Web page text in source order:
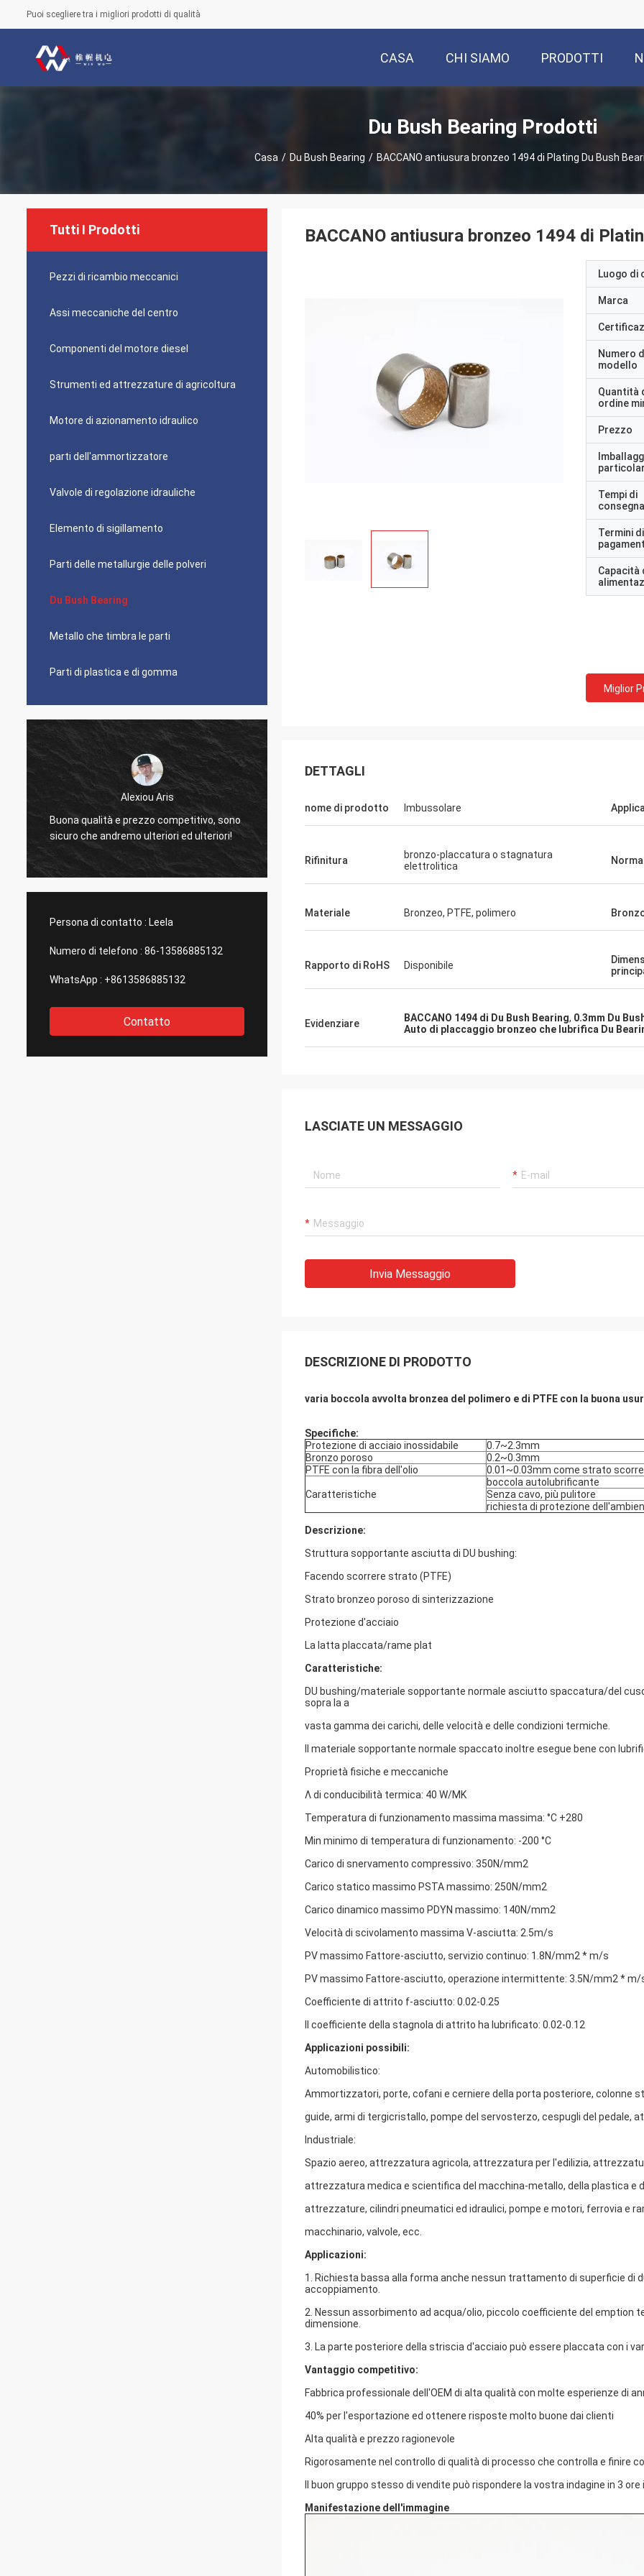
Puoi scegliere tra i migliori prodotti di qualità
CASA CHI SIAMO PRODOTTI
Du Bush Bearing Prodotti
Casa / Du Bush Bearing / BACCANO antiusura bronzeo 1494 di Plating Du Bush
Tutti I Prodotti
Pezzi di ricambio meccanici
Assi meccaniche del centro
Componenti del motore diesel
Strumenti ed attrezzature di agricoltura
Motore di azionamento idraulico
parti dell'ammortizzatore
Valvole di regolazione idrauliche
Elemento di sigillamento
Parti delle metallurgie delle polveri
Du Bush Bearing
Metallo che timbra le parti
Parti di plastica e di gomma
Alexiou Aris
Buona qualità e prezzo competitivo, sono
sicuro che andremo ulteriori ed ulteriori!
Lavori insieme il molto tempo, noi
gradiscono gli amici, la cooperazione
Facciamo l'affare a
tempo e continueremo
Persona di contatto : Leela
Numero di telefono : 86-13586885132
WhatsApp : +8613586885132
Contatto
BACCANO antiusura bronzeo 1494 di
Luogo di
Marca
Numero
modello
Quantità
ordine
Prezzo
Tempi di
consegna
Termini di
Capacità
Miglior
DETTAGLI
nome di prodotto Imbussolare
Rifinitura
bronzo-placcatura o stagnatura
elettrolitica
Norma
Materiale Bronzeo, PTFE, polimero
Rapporto di RoHS Disponibile
Evidenziare BACCANO 1494 di Du Bush Bearing, 0.3mm Du
Auto di placcaggio bronzeo che lubrifica Du
LASCIATE UN MESSAGGIO
Invia Messaggio
DESCRIZIONE DI PRODOTTO
varia boccola avvolta bronzea del polimero e di PTFE con la buona
Specifiche:
Protezione di acciaio inossidabile
0.7~2.3mm
Bronzo poroso
0.2~0.3mm
PTFE con la fibra dell'olio
0.01~0.03mm come strato
Caratteristiche
boccola autolubrificante
Senza cavo, più pulitore
richiesta di protezione
Descrizione:
Struttura sopportante asciutta di DU bushing:
Facendo scorrere strato (PTFE)
Strato bronzeo poroso di sinterizzazione
Protezione d'acciaio
La latta placcata/rame plat
Caratteristiche:
DU bushing/materiale sopportante normale asciutto spaccatura/del
sopra la a
vasta gamma dei carichi, delle velocità e delle condizioni termiche.
Il materiale sopportante normale spaccato inoltre esegue bene con
Proprietà fisiche e meccaniche
Λ di conducibilità termica: 40 W/MK
Temperatura di funzionamento massima massima: °C +280
Min minimo di temperatura di funzionamento: -200 °C
Carico di snervamento compressivo: 350N/mm2
Carico statico massimo PSTA massimo: 250N/mm2
Carico dinamico massimo PDYN massimo: 140N/mm2
Velocità di scivolamento massima V-asciutta: 2.5m/s
PV massimo Fattore-asciutto, servizio continuo: 1.8N/mm2 * m/s
PV massimo Fattore-asciutto, operazione intermittente: 3.5N/mm2 * m/
Coefficiente di attrito f-asciutto: 0.02-0.25
Il coefficiente della stagnola di attrito ha lubrificato: 0.02-0.12
Applicazioni possibili:
Automobilistico:
Ammortizzatori, porte, cofani e cerniere della porta posteriore, colonne
guide, armi di tergicristallo, pompe del servosterzo, cespugli del pedale,
Industriale:
Spazio aereo, attrezzatura agricola, attrezzatura per l'edilizia,
attrezzatura medica e scientifica del macchina-metallo, della plastica e
attrezzature, cilindri pneumatici ed idraulici, pompe e motori, ferrovia e
macchinario, valvole, ecc.
Applicazioni:
1. Richiesta bassa alla forma anche nessun trattamento di superficie di
accoppiamento.
2. Nessun assorbimento ad acqua/olio, piccolo coefficiente del emption
dimensione.
3. La parte posteriore della striscia d'acciaio può essere placcata con i
Vantaggio competitivo:
Fabbrica professionale dell'OEM di alta qualità con molte esperienze di
40% per l'esportazione ed ottenere risposte molto buone dai clienti
Alta qualità e prezzo ragionevole
Rigorosamente nel controllo di qualità di processo che controlla e finire
Il buon gruppo stesso di vendite può rispondere la vostra indagine in 3
Manifestazione dell'immagine